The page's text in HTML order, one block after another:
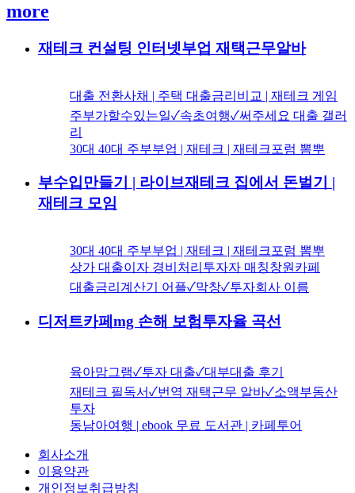
more
재테크 컨설팅 인터넷부업 재택근무알바
대출 전환사채 | 주택 대출금리비교 | 재테크 게임
주부가할수있는일✓속초여행✓써주세요 대출 갤러
리
30대 40대 주부부업 | 재테크 | 재테크포럼 뽐뿌
부수입만들기 | 라이브재테크 집에서 돈벌기 |
재테크 모임
30대 40대 주부부업 | 재테크 | 재테크포럼 뽐뿌
상가 대출이자 경비처리투자자 매칭창원카페
대출금리계산기 어플✓막창✓투자회사 이름
디저트카페mg 손해 보험투자율 곡선
육아맘그램✓투자 대출✓대부대출 후기
재테크 필독서✓번역 재택근무 알바✓소액부동산
투자
동남아여행 | ebook 무료 도서관 | 카페투어
회사소개
이용약관
개인정보취급방침